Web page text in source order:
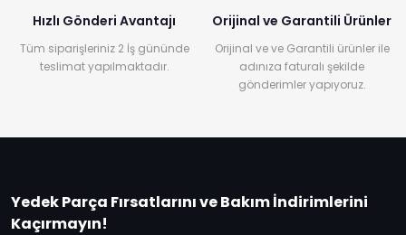
Hızlı Gönderi Avantajı
Tüm siparişleriniz 2 İş gününde
teslimat yapılmaktadır.
Orijinal ve Garantili Ürünler
Orijinal ve ve Garantili ürünler ile
adınıza faturalı şekilde
gönderimler yapıyoruz.
Yedek Parça Fırsatlarını ve Bakım İndirimlerini
Kaçırmayın!